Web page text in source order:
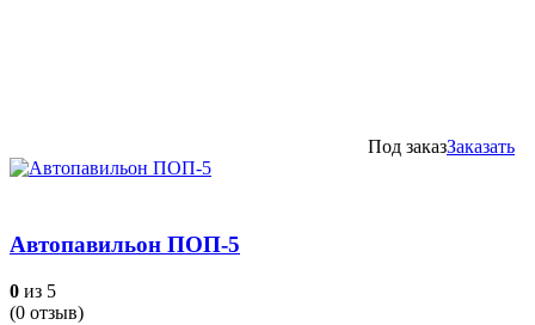
Под заказЗаказать
Автопавильон ПОП-5
0 из 5
(0 отзыв)